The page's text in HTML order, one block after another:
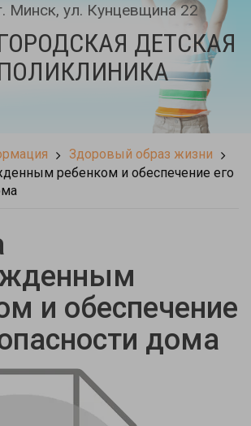
Минск, ул. Кунцевщина 22
ДЕТСКАЯ
Здоровый образ жизни
ребенком и обеспечение его
и обеспечение
дома